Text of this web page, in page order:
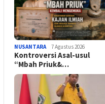
NUSANTARA 7 Agustus 2026
Kontroversi Asal-usul
“Mbah Priuk&…